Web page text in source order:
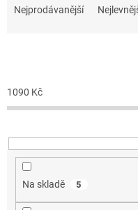
p
r
u
Nejprodávanější
1090 Kč
Na skladě 5